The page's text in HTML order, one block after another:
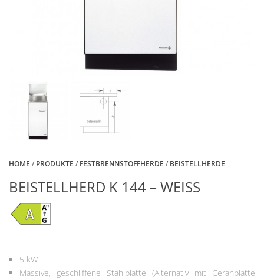
HOME / PRODUKTE / FESTBRENNSTOFFHERDE / BEISTELLHERDE
BEISTELLHERD K 144 – WEISS
5 kW
Massive, geschliffene Stahlplatte (Alternativ mit Ceranplatte